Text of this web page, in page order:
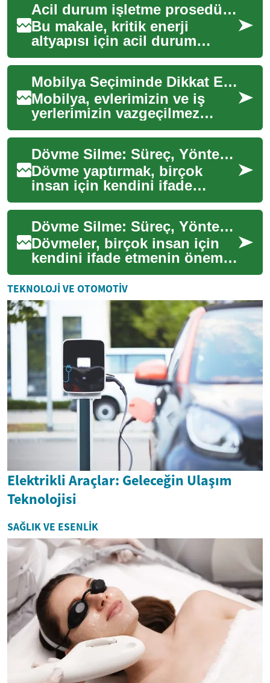
Acil durum işletme prosedürleri ve hazırlık planları
Bu makale, kritik enerji
altyapısı için acil durum
işletme prosedürleri ve
hazırlık planlarının ana
bileşenlerini açı...
Mobilya Seçiminde Dikkat Edilmesi Gerekenler
Mobilya, evlerimizin ve iş
yerlerimizin vazgeçilmez
unsurlarındandır. Doğru
seçilmiş mobilyalar, yaşam
alanlarımızı d...
Dövme Silme: Süreç, Yöntemler ve Dikkat Edilmesi Gerekenler
Dövme yaptırmak, birçok
insan için kendini ifade
etmenin yaratıcı bir yoludur.
Ancak bazen insanlar
dövmelerini çeşit...
Dövme Silme: Süreç, Yöntemler ve Dikkat Edilmesi Gerekenler
Dövmeler, birçok insan için
kendini ifade etmenin önemli
bir yolu olsa da, bazıları
zamanla bu kalıcı sanat
eserlerin...
TEKNOLOJI VE OTOMOTIV
Elektrikli Araçlar: Geleceğin Ulaşım
Teknolojisi
SAĞLIK VE ESENLIK